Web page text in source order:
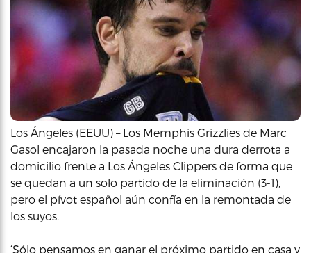
Los Ángeles (EEUU) – Los Memphis Grizzlies de Marc
Gasol encajaron la pasada noche una dura derrota a
domicilio frente a Los Ángeles Clippers de forma que
se quedan a un solo partido de la eliminación (3-1),
pero el pívot español aún confía en la remontada de
los suyos.
‘Sólo pensamos en ganar el próximo partido en casa y